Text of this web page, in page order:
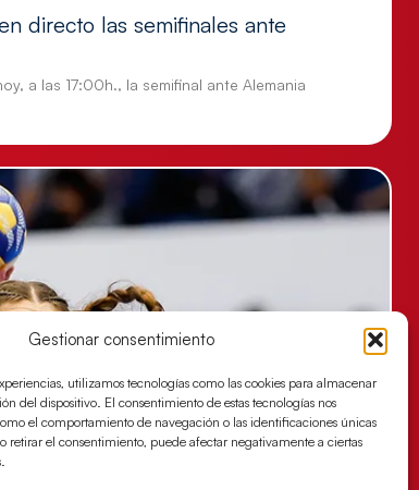
Gestionar consentimiento
utilizamos tecnologías como las cookies para almacenar
del dispositivo. El consentimiento de estas tecnologías nos
el comportamiento de navegación o las identificaciones únicas
retirar el consentimiento, puede afectar negativamente a ciertas
directo las semifinales ante
a las 17:00h., la semifinal ante Alemania